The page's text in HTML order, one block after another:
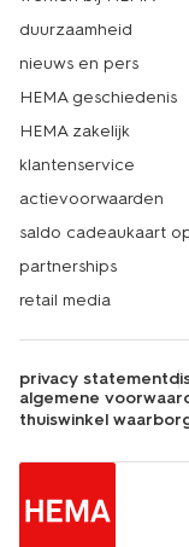
duurzaamheid
nieuws en pers
HEMA geschiedenis
HEMA zakelijk
klantenservice
actievoorwaarden
saldo cadeaukaart
partnerships
retail media
privacy statement
algemene
thuiswinkel